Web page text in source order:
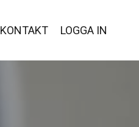
KONTAKT LOGGA IN